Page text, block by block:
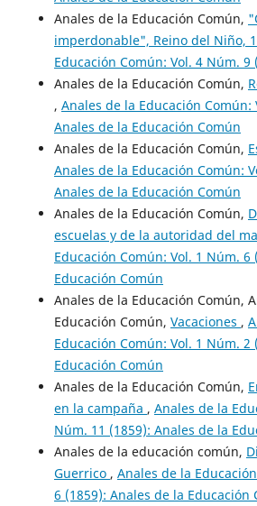
Anales de la Educación Común,
imperdonable", Reino del Niño,
Educación Común: Vol. 4 Núm. 9
Anales de la Educación Común,
, Anales de la Educación Común:
Anales de la Educación Común
Anales de la Educación Común,
Anales de la Educación Común:
Anales de la Educación Común
Anales de la Educación Común,
escuelas y de la autoridad del
Educación Común: Vol. 1 Núm. 6
Educación Común
Anales de la Educación Común,
Educación Común, Vacaciones ,
Educación Común: Vol. 1 Núm. 2
Educación Común
Anales de la Educación Común,
en la campaña , Anales de la
Núm. 11 (1859): Anales de la
Anales de la educación común,
Guerrico , Anales de la
6 (1859): Anales de la Educación